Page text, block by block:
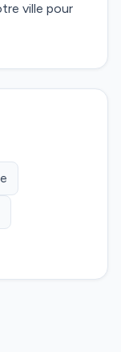
ville pour